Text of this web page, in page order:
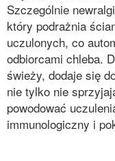
Szczególnie
który podrażnia
uczulonych, co
odbiorcami chleba.
świeży, dodaje się
nie tylko nie
powodować
immunologiczny i